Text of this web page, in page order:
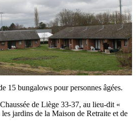
15 bungalows pour personnes âgées.
de Liège 33-37, au lieu-dit «
jardins de la Maison de Retraite et de